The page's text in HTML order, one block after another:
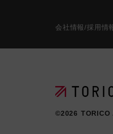
会社情報/採用情
©2026 TORICO